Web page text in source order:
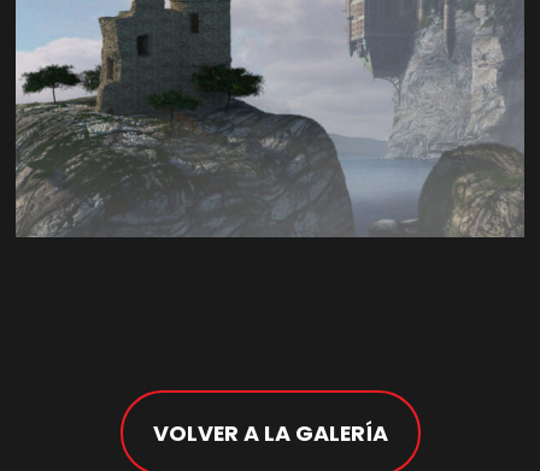
VOLVER A LA GALERÍA